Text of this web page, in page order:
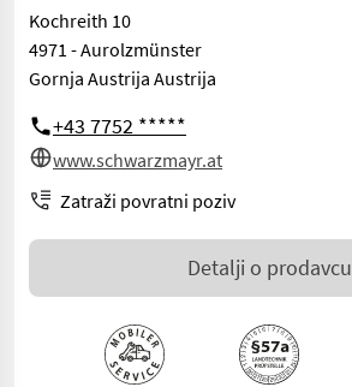
Kochreith 10
4971 - Aurolzmünster
Gornja Austrija Austrija
+43 7752 *****
www.schwarzmayr.at
Zatraži povratni poziv
Detalji o prodavcu